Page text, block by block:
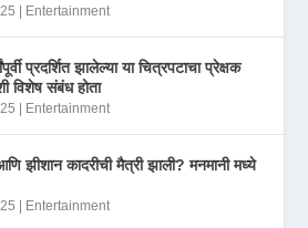
| Entertainment
प्रदर्शित झालेल्या या चित्रपटाचा प्रेक्षक
विशेष संबंध होता
| Entertainment
झीशान कादरीची मैत्री झाली? मनमानी मध्ये
| Entertainment